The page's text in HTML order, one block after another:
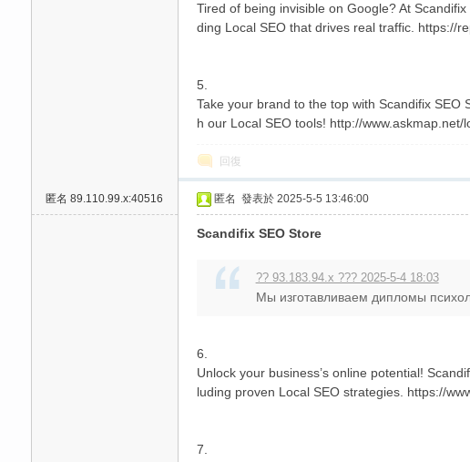
Tired of being invisible on Google? At
ding Local SEO that drives real traffic. https://
5.
Take your brand to the top with Scandifix
h our Local SEO tools! http://
回復
匿名 89.110.99.x:40516 匿名 發表於 2025-5-5 13:46:00
Scandifix SEO Store
?? 93.183.94.x ??? 2025-5-4 18:03
Мы изготавливаем дипломы
6.
Unlock your business’s online potential!
luding proven Local SEO strategies. https://
7.